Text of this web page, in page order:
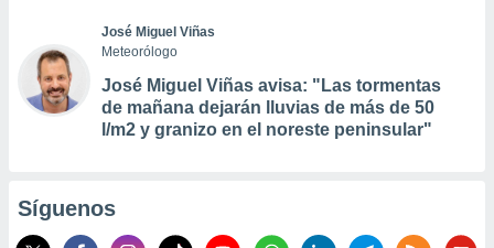
José Miguel Viñas
Meteorólogo
José Miguel Viñas avisa: "Las tormentas
de mañana dejarán lluvias de más de 50
l/m2 y granizo en el noreste peninsular"
Síguenos